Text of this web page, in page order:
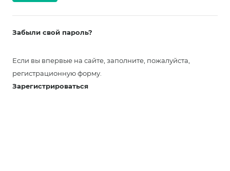
Забыли свой пароль?
Если вы впервые на сайте, заполните, пожалуйста,
регистрационную форму.
Зарегистрироваться